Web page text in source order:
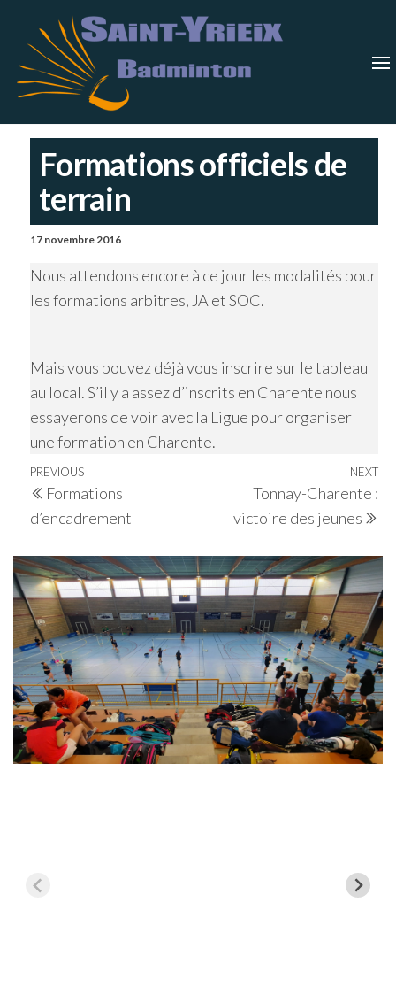
the
content
Formations officiels de
terrain
17 novembre 2016
Nous attendons encore à ce jour les modalités pour
les formations arbitres, JA et SOC.
Mais vous pouvez déjà vous inscrire sur le tableau
au local. S’il y a assez d’inscrits en Charente nous
essayerons de voir avec la Ligue pour organiser
une formation en Charente.
Navigation
de
l’article
Previous
Post
PREVIOUS
Formations
d’encadrement
NEXT
Tonnay-Charente :
victoire des jeunes